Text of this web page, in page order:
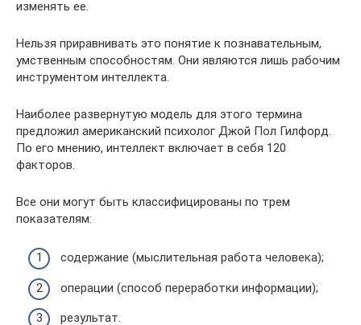
изменять ее.
Нельзя приравнивать это понятие к познавательным,
умственным способностям. Они являются лишь рабочим
инструментом интеллекта.
Наиболее развернутую модель для этого термина
предложил американский психолог Джой Пол Гилфорд.
По его мнению, интеллект включает в себя 120
факторов.
Все они могут быть классифицированы по трем
показателям:
содержание (мыслительная работа человека);
операции (способ переработки информации);
результат.